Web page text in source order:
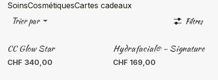
SoinsCosmétiquesCartes cadeaux
Trier par Filtres
CC Glow Star
CHF 340,00
Hydrafacial® - Signature
CHF 169,00